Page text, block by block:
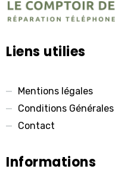
Liens utilies
Mentions légales
Conditions
Contact
Informations